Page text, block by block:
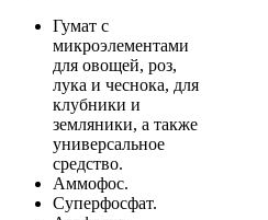
Гумат с
микроэлементами
для овощей, роз,
лука и чеснока, для
клубники и
земляники, а также
универсальное
средство.
Аммофос.
Суперфосфат.